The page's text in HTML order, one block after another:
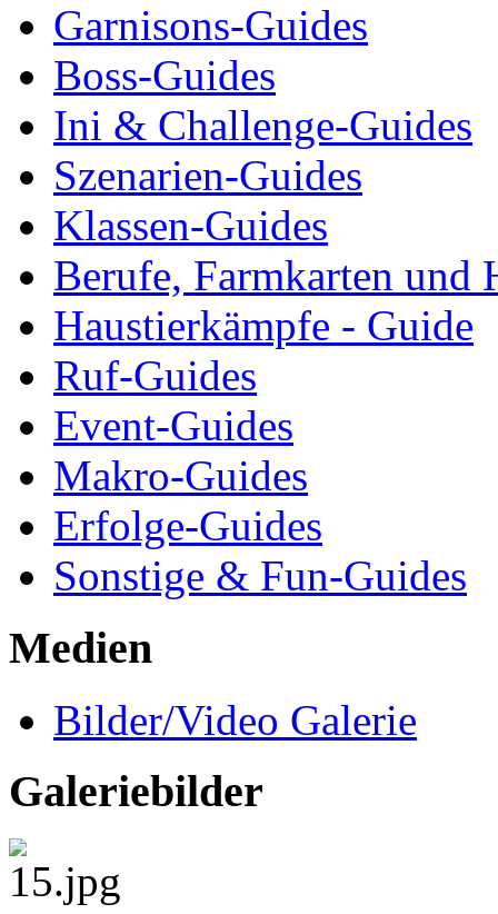
Garnisons-Guides
Boss-Guides
Ini & Challenge-Guides
Szenarien-Guides
Klassen-Guides
Berufe, Farmkarten und
Haustierkämpfe - Guide
Ruf-Guides
Event-Guides
Makro-Guides
Erfolge-Guides
Sonstige & Fun-Guides
Medien
Bilder/Video Galerie
Galeriebilder